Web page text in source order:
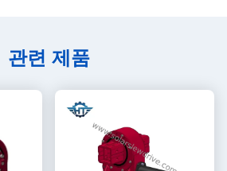
관련 제품